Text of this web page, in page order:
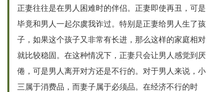
正妻往往是在男人困难时的伴侣。正妻即使再丑，可是
毕竟和男人一起尔虞我诈过。特别是正妻给男人生了孩
子，如果这个孩子又非常有长进，那么这样的家庭相对
就比较稳固。在这种情况下，正妻只会让男人感觉到厌
倦，可是男人离开对方还是不行的。对于男人来说，小
三属于消费品，而妻子属于必须品。在经济不行的时